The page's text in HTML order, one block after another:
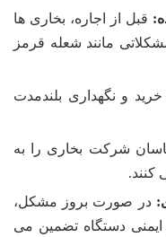
قبل از اجاره، بخاری ها
مانند شعله قرمز
خرید و نگهداری بلندمدت
شرکت بخاری را به
در صورت بروز مشکل،
دستگاه تضمین می